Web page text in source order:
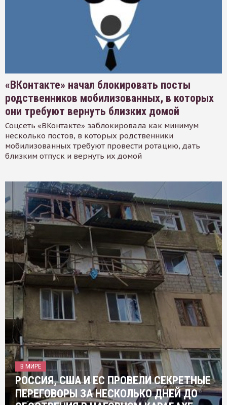
«ВКонтакте» начал блокировать посты
родственников мобилизованных, в которых
они требуют вернуть близких домой
Соцсеть «ВКонтакте» заблокировала как минимум
несколько постов, в которых родственники
мобилизованных требуют провести ротацию, дать
близким отпуск и вернуть их домой
В МИРЕ
РОССИЯ, США И ЕС ПРОВЕЛИ СЕКРЕТНЫЕ
ПЕРЕГОВОРЫ ЗА НЕСКОЛЬКО ДНЕЙ ДО